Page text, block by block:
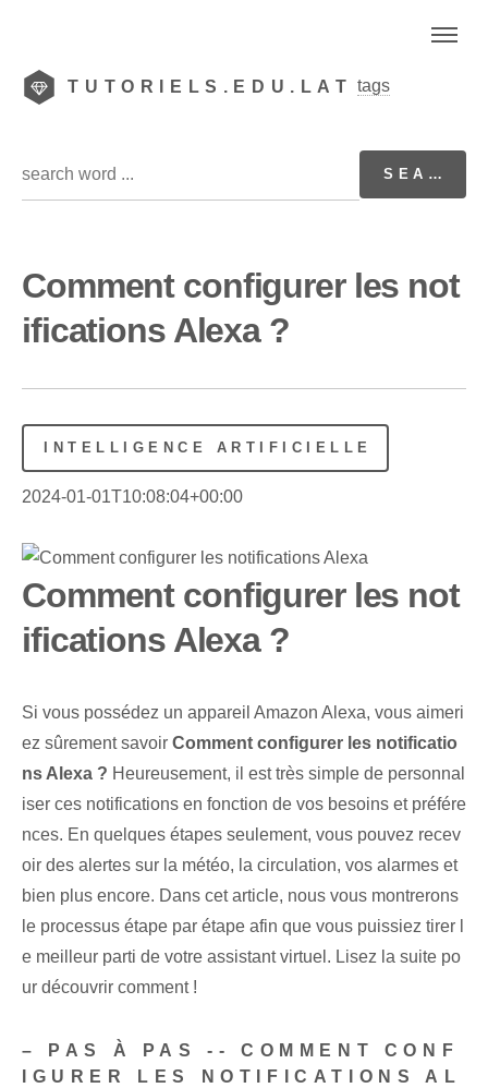
TUTORIELS.EDU.LAT tags
Comment configurer les not
ifications Alexa ?
INTELLIGENCE ARTIFICIELLE
2024-01-01T10:08:04+00:00
Comment configurer les not
ifications Alexa ?
Si vous possédez un appareil Amazon Alexa, vous aimeri
ez sûrement savoir Comment configurer les notificatio
ns Alexa ? Heureusement, il est très simple de personnal
iser ces notifications en fonction de vos besoins et préfére
nces. En quelques étapes seulement, vous pouvez recev
oir des alertes sur la météo, la circulation, vos alarmes et
bien plus encore. Dans cet article, nous vous montrerons
le processus étape par étape afin que vous puissiez tirer l
e meilleur parti de votre assistant virtuel. Lisez la suite po
ur découvrir comment !
– PAS À PAS -- COMMENT CONF
IGURER LES NOTIFICATIONS AL